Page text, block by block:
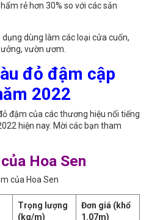
rẻ hơn 30% so với các sản
dùng làm các loại cửa cuốn,
vườn ươm.
đỏ đậm cập
2022
đậm của các thương hiệu nổi tiếng
hiện nay. Mời các bạn tham
Hoa Sen
của Hoa Sen
Trọng lượng
(kg/m)
Đơn giá (khổ
1.07m)